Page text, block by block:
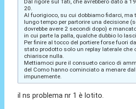
Dal rigore sul Tati, che avrebbero dato a
20.
Al fuorigioco, su cui dobbiamo fidarci, ma
lungo tempo per partorire una decisione
dovrebbe avere 2 secondi dopo) e
in cui parte la palla, qualche dubbio lo
Per finire al tocco del portiere forse fuori
stato prodotto solo un replay laterale che
chiarisce nulla.
Mettiamoci pure il consueto carico di
del Como hanno cominciato a menare
impunemente.
il ns problema nr 1 è lotito.